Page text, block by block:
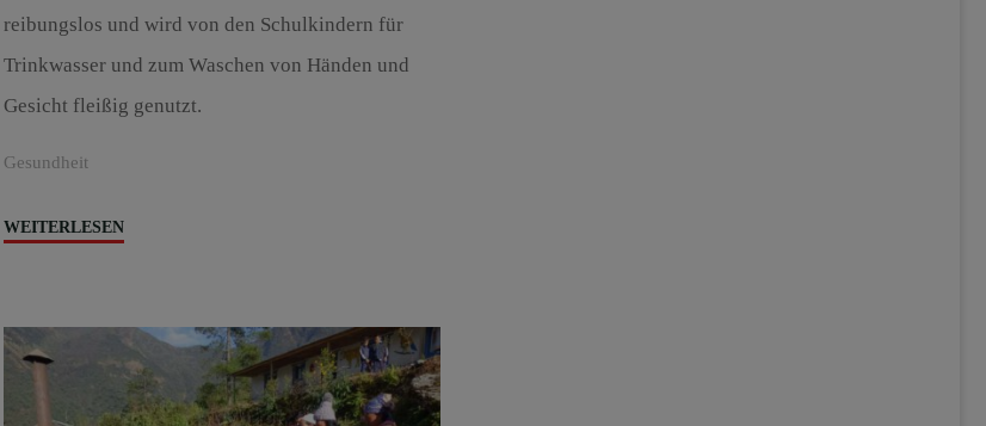
reibungslos und wird von den Schulkindern für
Trinkwasser und zum Waschen von Händen und
Gesicht fleißig genutzt.
Gesundheit
WEITERLESEN"WASH
2024"